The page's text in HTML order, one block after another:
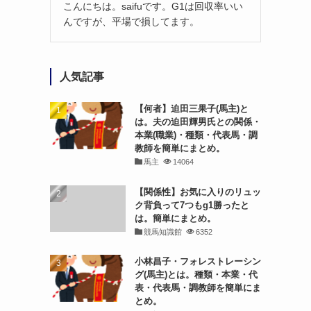
こんにちは。saifuです。G1は回収率いい
んですが、平場で損してます。
人気記事
【何者】迫田三果子(馬主)と
は。夫の迫田輝男氏との関係・
本業(職業)・種類・代表馬・調
教師を簡単にまとめ。
馬主 14064
【関係性】お気に入りのリュッ
ク背負って7つもg1勝ったと
は。簡単にまとめ。
競馬知識館 6352
小林昌子・フォレストレーシン
グ(馬主)とは。種類・本業・代
表・代表馬・調教師を簡単にま
とめ。